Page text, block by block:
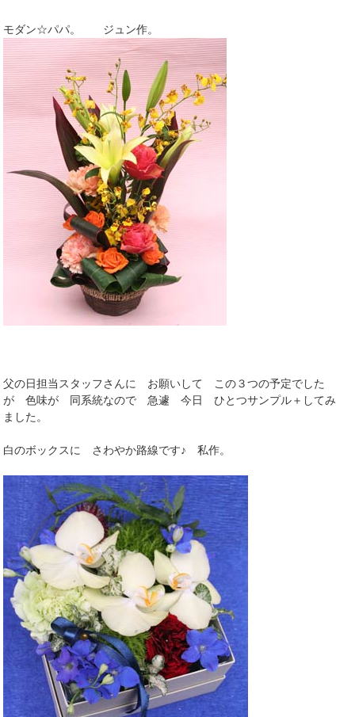
モダン☆パパ。 ジュン作。
父の日担当スタッフさんに お願いして この３つの予定でした
が 色味が 同系統なので 急遽 今日 ひとつサンプル＋してみ
ました。
白のボックスに さわやか路線です♪ 私作。